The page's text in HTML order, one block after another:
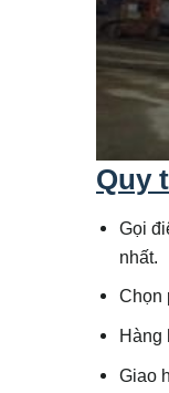
Quy
Gọi
nhất.
Chọn
Hàng
Giao